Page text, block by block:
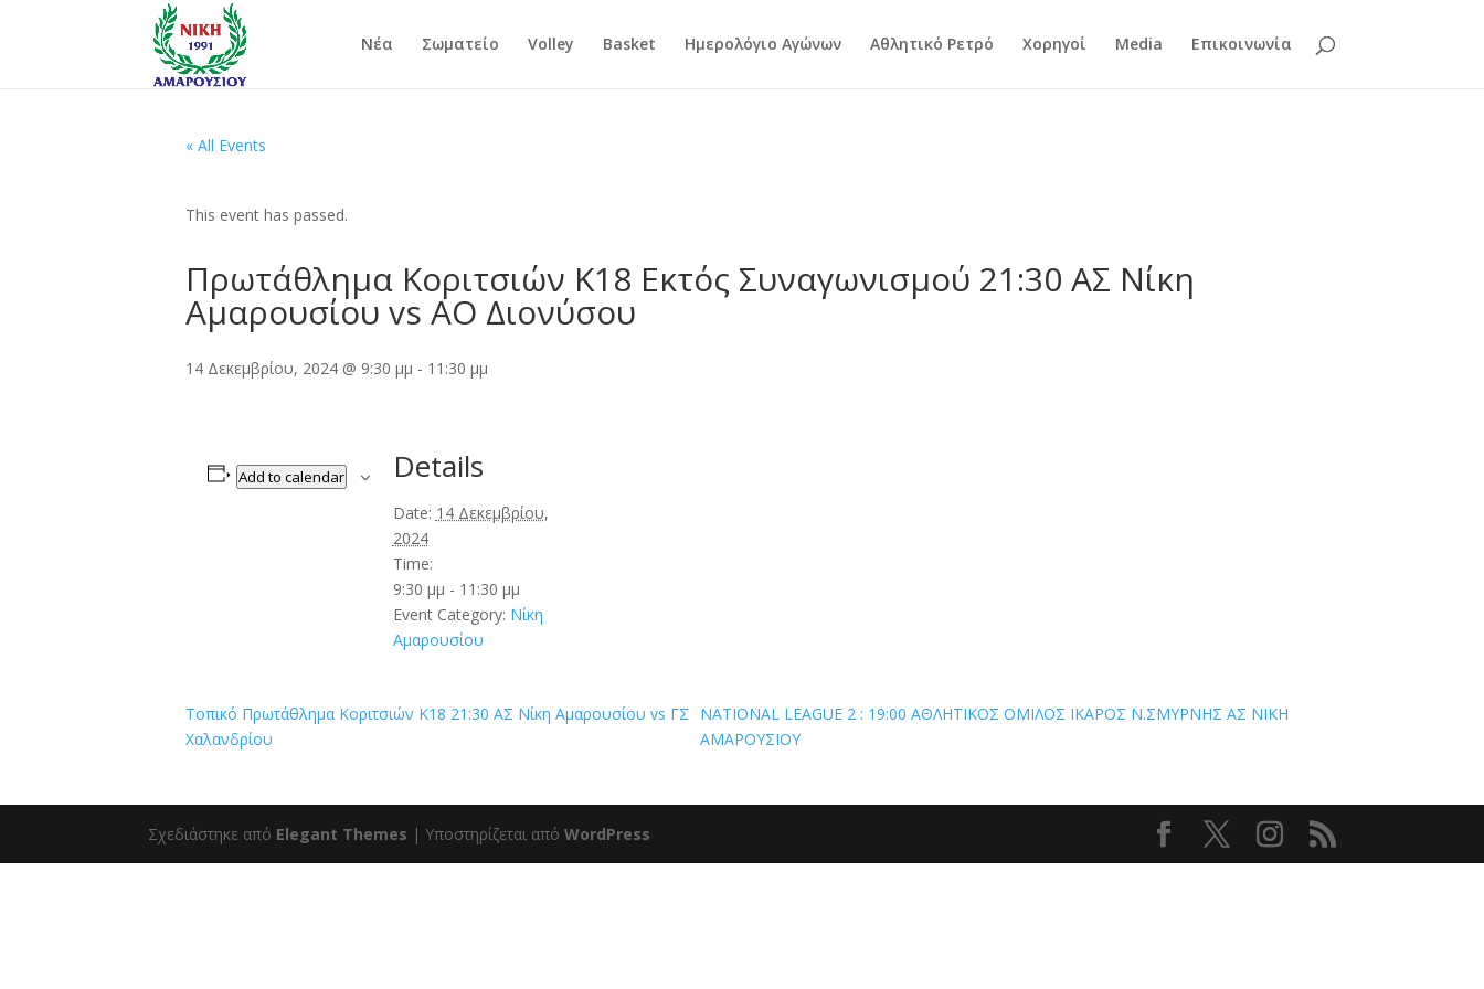
Νέα Σωματείο Volley Basket Ημερολόγιο Αγώνων Αθλητικό Ρετρό Χορηγοί Media Επικοινωνία
« All Events
This event has passed.
Πρωτάθλημα Κοριτσιών Κ18 Εκτός Συναγωνισμού 21:30 ΑΣ Νίκη
Αμαρουσίου vs ΑΟ Διονύσου
14 Δεκεμβρίου, 2024 @ 9:30 μμ - 11:30 μμ
Add to calendar Details
Date: 14 Δεκεμβρίου,
2024
Time:
9:30 μμ - 11:30 μμ
Event Category: Νίκη
Αμαρουσίου
Τοπικό Πρωτάθλημα Κοριτσιών Κ18 21:30 ΑΣ Νίκη Αμαρουσίου vs ΓΣ
Χαλανδρίου
NATIONAL LEAGUE 2 : 19:00 ΑΘΛΗΤΙΚΟΣ ΟΜΙΛΟΣ ΙΚΑΡΟΣ Ν.ΣΜΥΡΝΗΣ ΑΣ ΝΙΚΗ
ΑΜΑΡΟΥΣΙΟΥ
Σχεδιάστηκε από Elegant Themes | Υποστηρίζεται απόWordPress